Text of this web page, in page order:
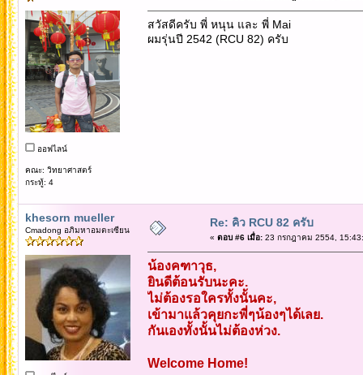
ออฟไลน์
คณะ: วิทยาศาสตร์
กระทู้: 4
สวัสดีครับ พี่ หนุน และ พี่ Mai
ผมรุ่นปี 2542 (RCU 82) ครับ
khesorn mueller
Cmadong อภิมหาอมตะเซียน
Re: คิว RCU 82 ครับ
« ตอบ #6 เมื่อ:23 กรกฎาคม 2554,
น้องคฑาวุธ,
ยินดีต้อนรับนะคะ.
ไม่ต้องรอใครทั้งนั้นคะ,
เข้ามาแล้วคุยกะพี่ๆน้องๆได้เลย.
กันเองทั้งนั้นไม่ต้องห่วง.
Welcome Home!